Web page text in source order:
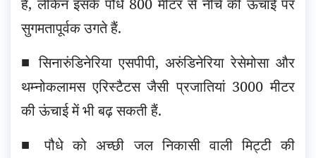
है, लेकिन इसके पौधे 800 मीटर से नीचे की ऊँचाई पर
सुगमतापूर्वक उगते हैं.
■ सिनारुंडिनेरिया एसपीपी, अरुंडिनेरिया रेसेमोसा और
थम्नोकलामस एरिस्टैटस जैसी प्रजातियां 3000 मीटर
की ऊंचाई में भी बढ़ सकती हैं.
■ पौधे को अच्छी जल निकासी वाली मिट्टी की